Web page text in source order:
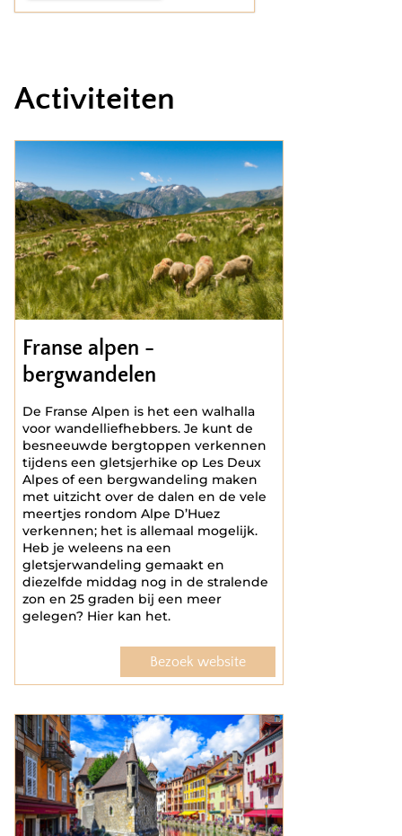
Activiteiten
Franse alpen -
bergwandelen
De Franse Alpen is het een walhalla
voor wandelliefhebbers. Je kunt de
besneeuwde bergtoppen verkennen
tijdens een gletsjerhike op Les Deux
Alpes of een bergwandeling maken
met uitzicht over de dalen en de vele
meertjes rondom Alpe D’Huez
verkennen; het is allemaal mogelijk.
Heb je weleens na een
gletsjerwandeling gemaakt en
diezelfde middag nog in de stralende
zon en 25 graden bij een meer
gelegen? Hier kan het.
Bezoek website